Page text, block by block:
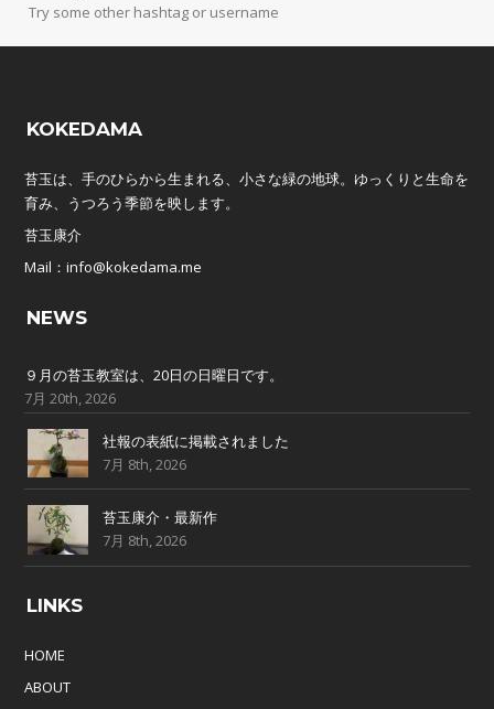
Try some other hashtag or username
KOKEDAMA
苔玉は、手のひらから生まれる、小さな緑の地球。ゆっくりと生命を
育み、うつろう季節を映します。
苔玉康介
Mail：info@kokedama.me
NEWS
９月の苔玉教室は、20日の日曜日です。
7月 20th, 2026
社報の表紙に掲載されました
7月 8th, 2026
苔玉康介・最新作
7月 8th, 2026
LINKS
HOME
ABOUT